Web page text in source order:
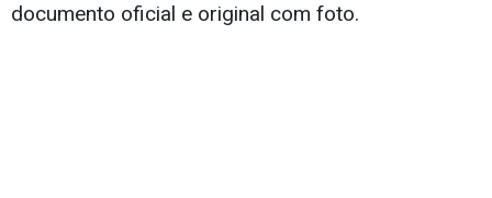
documento oficial e original com foto.